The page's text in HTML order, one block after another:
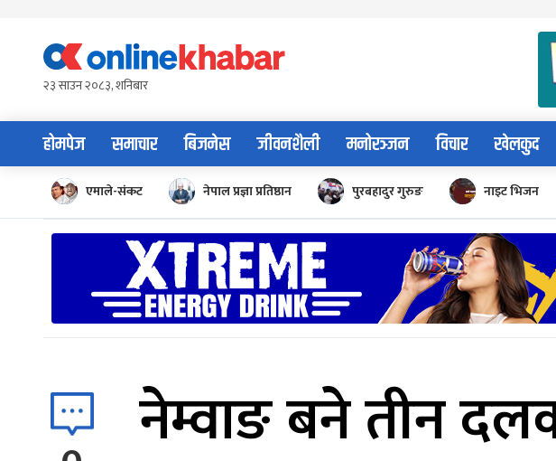
content२३ साउन २०८३, शनिबार
होमपेज समाचार बिजनेस जीवनशैली मनोरञ्जन विचार खेलकुद
एमाले-संकट नेपाल प्रज्ञा प्रतिष्ठान पुरबहादुर गुरुङ नाइट भिजन
नेम्वाङ बने तीन